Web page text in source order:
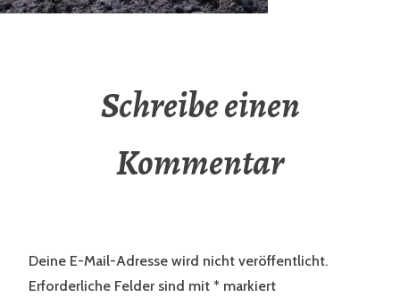
Schreibe einen
Kommentar
Deine E-Mail-Adresse wird nicht veröffentlicht.
Erforderliche Felder sind mit * markiert